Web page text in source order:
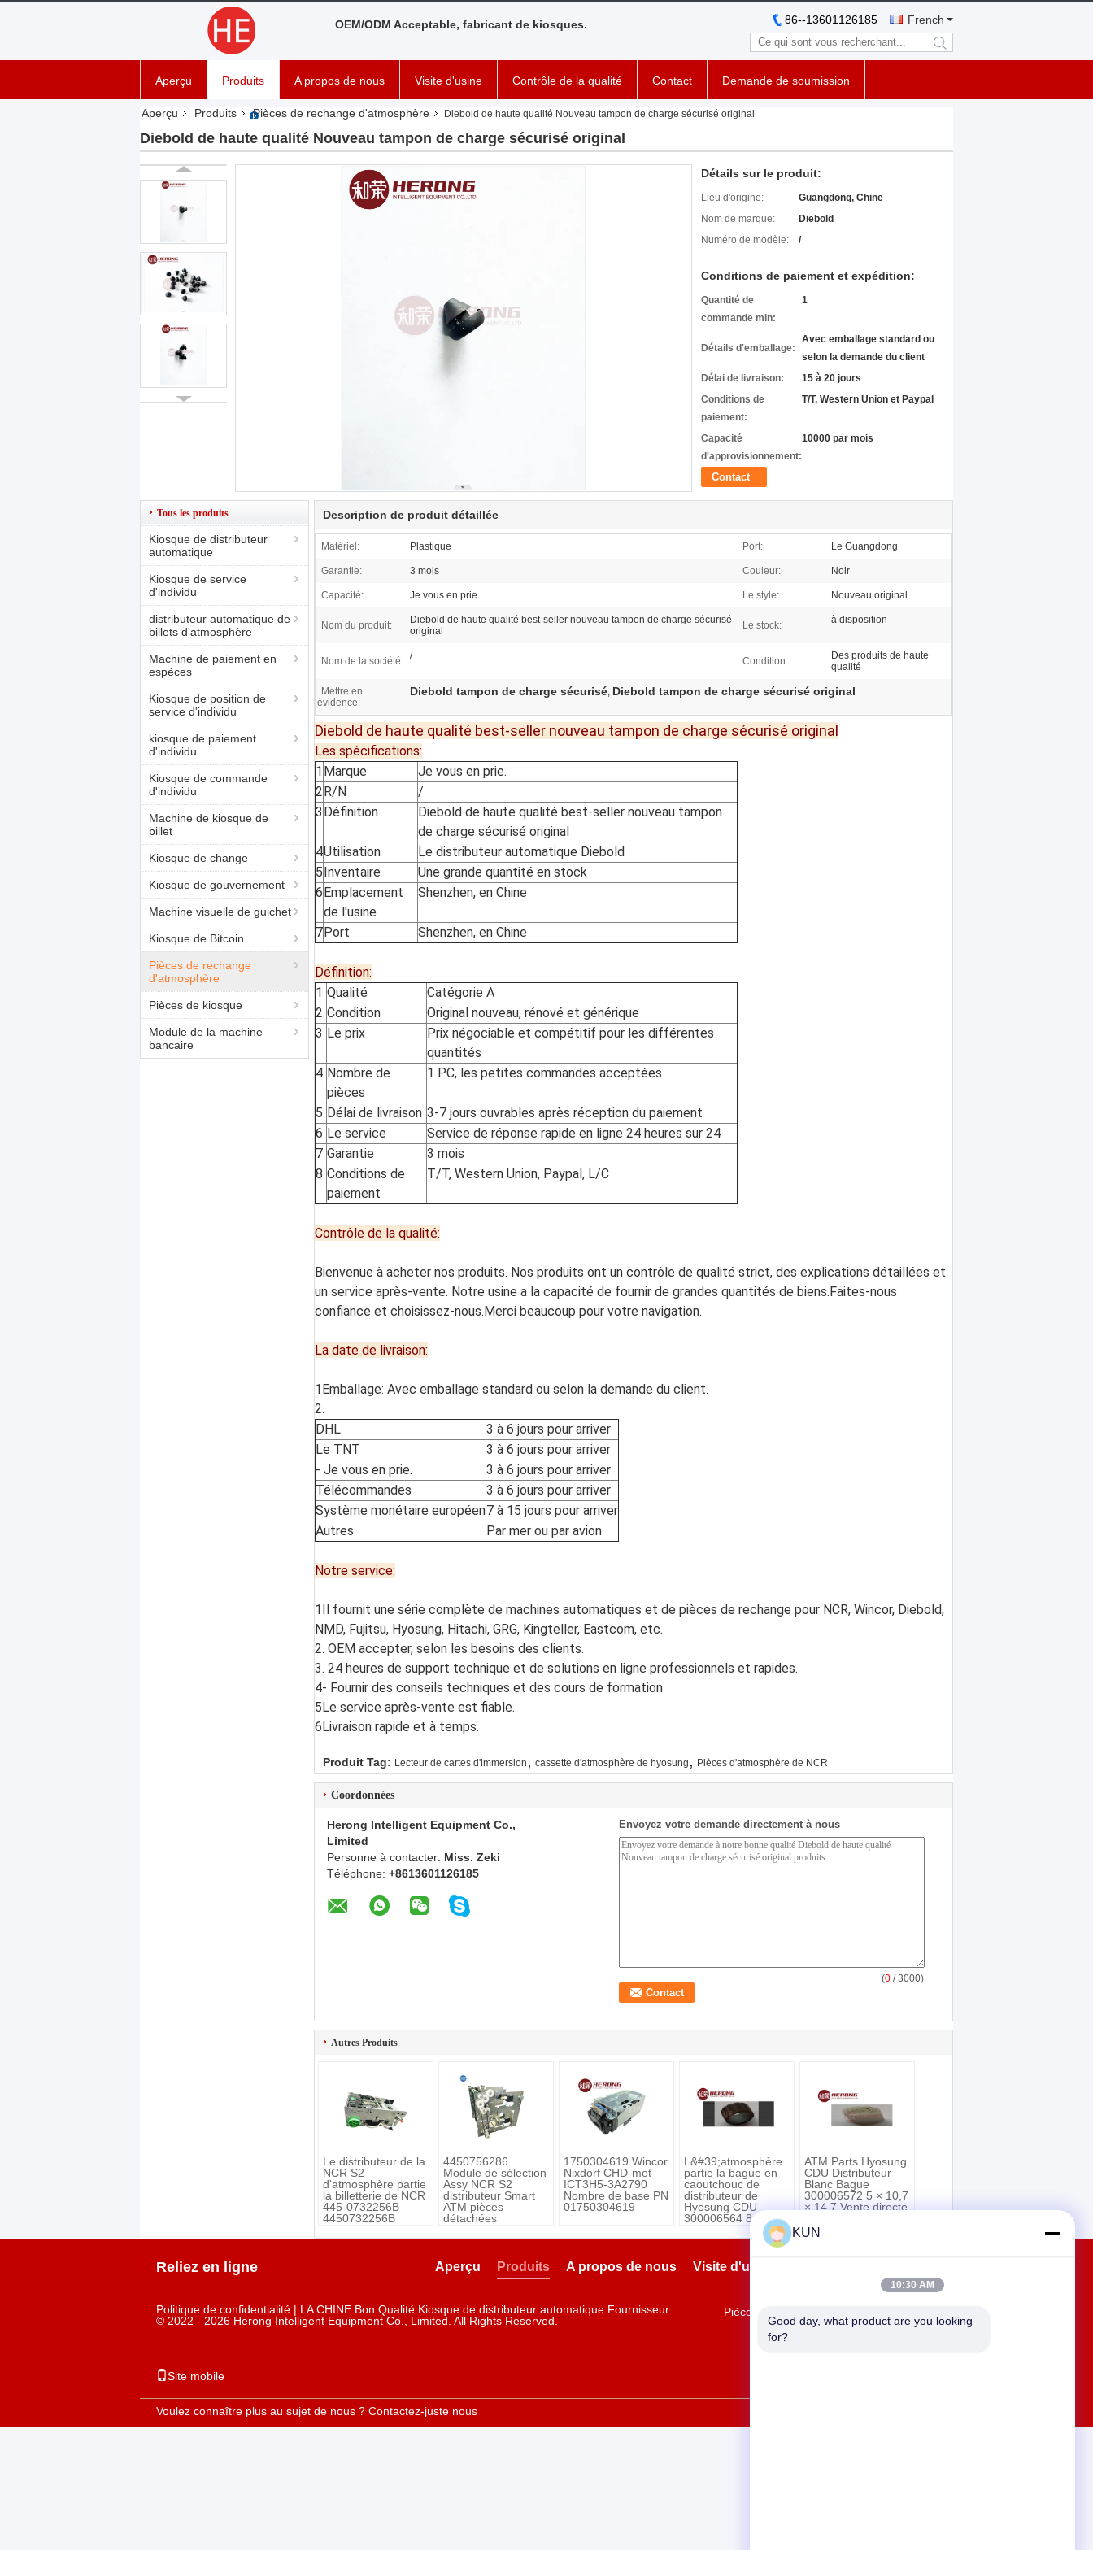
OEM/ODM Acceptable, fabricant de kiosques. French
86--13601126185
search
Aperçu Produits A propos de nous Visite d'usine Contrôle de la qualité Contact Demande de soumission
Aperçu Produits Pièces de rechange d'atmosphère Diebold de haute qualité Nouveau tampon de charge sécurisé original
Diebold de haute qualité Nouveau tampon de charge sécurisé original
Détails sur le produit:
Lieu d'origine:
Guangdong, Chine
Nom de marque:
Diebold
Numéro de modèle:
/
Conditions de paiement et expédition:
Quantité de
commande min:
1
Détails d'emballage:
Avec emballage standard ou
selon la demande du client
Délai de livraison:
15 à 20 jours
Conditions de
paiement:
T/T, Western Union et Paypal
Capacité
d'approvisionnement:
10000 par mois
Contact
Tous les produits
Kiosque de distributeur
automatique
Kiosque de service
d'individu
distributeur automatique de
billets d'atmosphère
Machine de paiement en
espèces
Kiosque de position de
service d'individu
kiosque de paiement
d'individu
Kiosque de commande
d'individu
Machine de kiosque de
billet
Kiosque de change
Kiosque de gouvernement
Machine visuelle de guichet
Kiosque de Bitcoin
Pièces de rechange
d'atmosphère
Pièces de kiosque
Module de la machine
bancaire
Description de produit détaillée
Matériel: Plastique Port: Le Guangdong
Garantie: 3 mois Couleur: Noir
Capacité: Je vous en prie. Le style: Nouveau original
Nom du produit:
Diebold de haute qualité best-seller nouveau tampon de charge sécurisé
original
Le stock: à disposition
Nom de la société: / Condition:
Des produits de haute
qualité
Mettre en
évidence:
Diebold tampon de charge sécurisé, Diebold tampon de charge sécurisé original
Diebold de haute qualité best-seller nouveau tampon de charge sécurisé original
Les spécifications:
1 Marque
Je vous en prie.
2R/N
/
3 Définition
Diebold de haute qualité best-seller nouveau tampon
de charge sécurisé original
4Utilisation
Le distributeur automatique Diebold
5Inventaire
Une grande quantité en stock
6Emplacement
de l'usine
Shenzhen, en Chine
7Port Shenzhen, en Chine
Définition:
1 Qualité
Catégorie A
2 Condition
Original nouveau, rénové et générique
3 Le prix
Prix négociable et compétitif pour les différentes
quantités
4 Nombre de
pièces
1 PC, les petites commandes acceptées
5 Délai de livraison 3-7 jours ouvrables après réception du paiement
6 Le service
Service de réponse rapide en ligne 24 heures sur 24
7 Garantie
3 mois
8 Conditions de
paiement
T/T, Western Union, Paypal, L/C
Contrôle de la qualité:
Bienvenue à acheter nos produits. Nos produits ont un contrôle de qualité strict, des explications détaillées et
un service après-vente. Notre usine a la capacité de fournir de grandes quantités de biens.Faites-nous
confiance et choisissez-nous.Merci beaucoup pour votre navigation.
La date de livraison:
1Emballage: Avec emballage standard ou selon la demande du client.
2.
DHL
3 à 6 jours pour arriver
Le TNT
3 à 6 jours pour arriver
- Je vous en prie.
3 à 6 jours pour arriver
Télécommandes
3 à 6 jours pour arriver
Système monétaire européen7 à 15 jours pour arriver
Autres
Par mer ou par avion
Notre service:
1Il fournit une série complète de machines automatiques et de pièces de rechange pour NCR, Wincor, Diebold,
NMD, Fujitsu, Hyosung, Hitachi, GRG, Kingteller, Eastcom, etc.
2. OEM accepter, selon les besoins des clients.
3. 24 heures de support technique et de solutions en ligne professionnels et rapides.
4- Fournir des conseils techniques et des cours de formation
5Le service après-vente est fiable.
6Livraison rapide et à temps.
Produit Tag: Lecteur de cartes d'immersion , cassette d'atmosphère de hyosung , Pièces d'atmosphère de NCR
Coordonnées
Herong Intelligent Equipment Co.,
Limited
Personne à contacter: Miss. Zeki
Téléphone: +8613601126185
Envoyez votre demande directement à nous
(0 / 3000)
Autres Produits
Le distributeur de la
NCR S2
d'atmosphère partie
la billetterie de NCR
445-0732256B
4450732256B
4450756286
Module de sélection
Assy NCR S2
distributeur Smart
ATM pièces
détachées
1750304619 Wincor
Nixdorf CHD-mot
ICT3H5-3A2790
Nombre de base PN
01750304619
L&#39;atmosphère
partie la bague en
caoutchouc de
distributeur de
Hyosung CDU
300006564 8 × 11 ×
d&#39;usine
ATM Parts Hyosung
CDU Distributeur
Blanc Bague
300006572 5 × 10,7
× 14,7 Vente directe
Reliez en ligne Visite d'usine
A propos de nous
Produits
Aperçu
Politique de confidentialité | LA CHINE Bon Qualité Kiosque de distributeur automatique Fournisseur.
© 2022 - 2026 Herong Intelligent Equipment Co., Limited. All Rights Reserved.
Pièce 1901, bâtiment 9, Jingdong Dadao,
Jingdong Zhigu, Yantian, Fenggang,
Dongguan, Guangdong, Chine
Site mobile
Voulez connaître plus au sujet de nous ? Contactez-juste nous
KUN
10:30 AM
Good day, what product are you looking
for?